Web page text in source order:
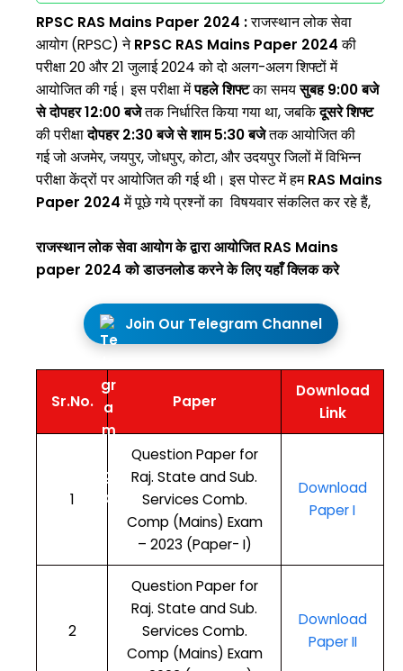
RPSC RAS Mains Paper 2024 :राजस्थान लोक सेवा
आयोग (RPSC) नेRPSC RAS Mains Paper 2024की
परीक्षा 20 और 21 जुलाई 2024 को दो अलग-अलग शिफ्टों में
आयोजित की गई। इस परीक्षा मेंपहले शिफ्टका समयसुबह 9:00 बजे
से दोपहर 12:00 बजेतक निर्धारित किया गया था, जबकिदूसरे शिफ्ट
की परीक्षादोपहर 2:30 बजे से शाम 5:30 बजेतक आयोजित की
गई जो अजमेर, जयपुर, जोधपुर, कोटा, और उदयपुर जिलों में विभिन्न
परीक्षा केंद्रों पर आयोजित की गई थी। इस पोस्ट में हमRAS Mains
Paper 2024में पूछे गये प्रश्नों का विषयवार संकलित कर रहे हैं,
राजस्थान लोक सेवा आयोग के द्वारा आयोजित RAS Mains
paper 2024 को डाउनलोड करने के लिए यहाँ क्लिक करे
Join Our Telegram Channel
Sr.No. Paper
Download
Link
1
Question Paper for
Raj. State and Sub.
Services Comb.
Comp (Mains) Exam
– 2023 (Paper- I)
Download
Paper I
2
Question Paper for
Raj. State and Sub.
Services Comb.
Comp (Mains) Exam
Download
Paper II